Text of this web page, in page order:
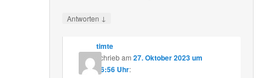
Antworten ↓
timte
schriebam 27. Oktober 2023 um
16:56 Uhr: